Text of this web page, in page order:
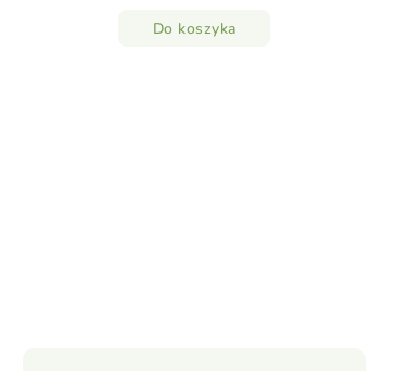
Do koszyka